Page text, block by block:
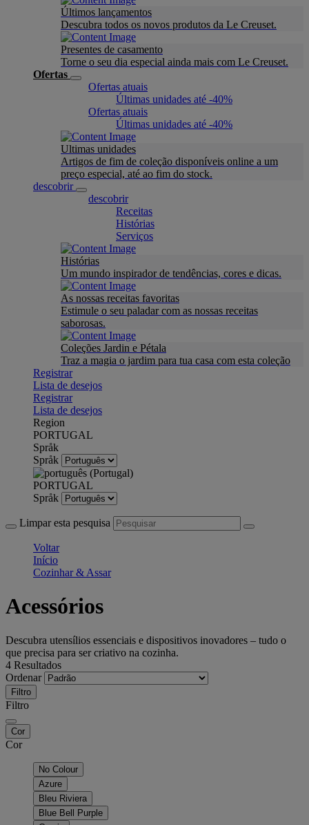
Últimos lançamentos
Descubra todos os novos produtos da Le Creuset.
Presentes de casamento
Torne o seu dia especial ainda mais com Le Creuset.
Ofertas
Ofertas atuais
Últimas unidades até -40%
Ofertas atuais
Últimas unidades até -40%
Ultimas unidades
Artigos de fim de coleção disponíveis online a um
preço especial, até ao fim do stock.
descobrir
descobrir
Receitas
Histórias
Serviços
Histórias
Um mundo inspirador de tendências, cores e dicas.
As nossas receitas favoritas
Estimule o seu paladar com as nossas receitas
saborosas.
Coleções Jardin e Pétala
Traz a magia o jardim para tua casa com esta coleção
Registrar
Lista de desejos
Registrar
Lista de desejos
Region
PORTUGAL
Språk
Språk
PORTUGAL
Språk
Limpar esta pesquisa
Voltar
Início
Cozinhar & Assar
Acessórios
Descubra utensílios essenciais e dispositivos inovadores – tudo o
que precisa para ser criativo na cozinha.
4 Resultados
Ordenar
Filtro
Filtro
Cor
Cor
No Colour
Azure
Bleu Riviera
Blue Bell Purple